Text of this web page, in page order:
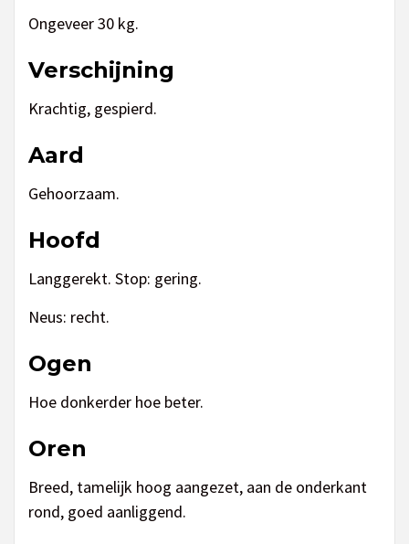
Ongeveer 30 kg.
Verschijning
Krachtig, gespierd.
Aard
Gehoorzaam.
Hoofd
Langgerekt. Stop: gering.
Neus: recht.
Ogen
Hoe donkerder hoe beter.
Oren
Breed, tamelijk hoog aangezet, aan de onderkant
rond, goed aanliggend.